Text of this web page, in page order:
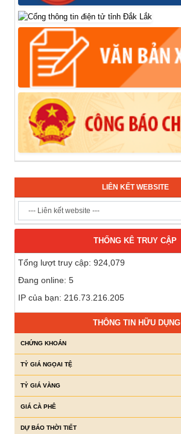
LIÊN KẾT WEBSITE
THỐNG KÊ TRUY CẬP
Tổng lượt truy cập: 924,079
Đang online: 5
IP của bạn: 216.73.216.205
THÔNG TIN HỮU DỤNG
CHỨNG KHOÁN
TỶ GIÁ NGỌAI TỆ
TỶ GIÁ VÀNG
GIÁ CÀ PHÊ
DỰ BÁO THỜI TIẾT